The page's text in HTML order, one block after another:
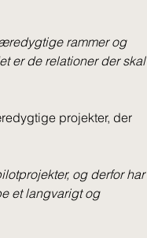
rammer og
er de relationer der skal
projekter, der
og derfor har
et langvarigt og